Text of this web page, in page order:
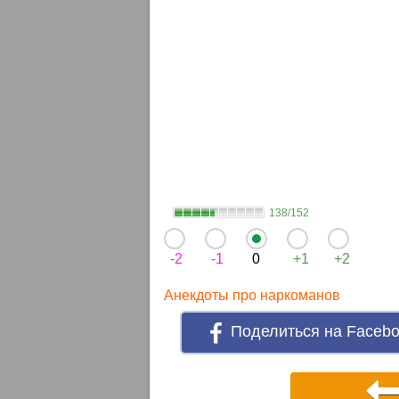
138/152
-2 -1 0 +1 +2
Анекдоты про наркоманов
Поделиться на